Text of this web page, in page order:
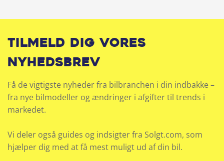
Servo
Startspærre
Udvendig temperaturmåler
Tilmeld dig vores
nyhedsbrev
Få de vigtigste nyheder fra bilbranchen i din indbakke –
fra nye bilmodeller og ændringer i afgifter til trends i
markedet.
Vi deler også guides og indsigter fra Solgt.com, som
hjælper dig med at få mest muligt ud af din bil.